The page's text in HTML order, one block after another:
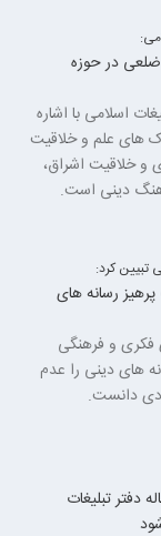
ضلعی در حوزه
اسلامی با اشاره
های علم و خلاقیت
خلاقیت اشراق،
دینی است.
تبیین کرد:
رسانه های
فکری و فرهنگی
های دینی را عدم
دانست.
روح مسأله محوری بر فعالیت 10 ساله دفتر تبلیغات